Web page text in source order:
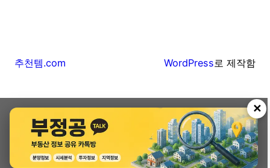
추천템.com WordPress로 제작함
✕